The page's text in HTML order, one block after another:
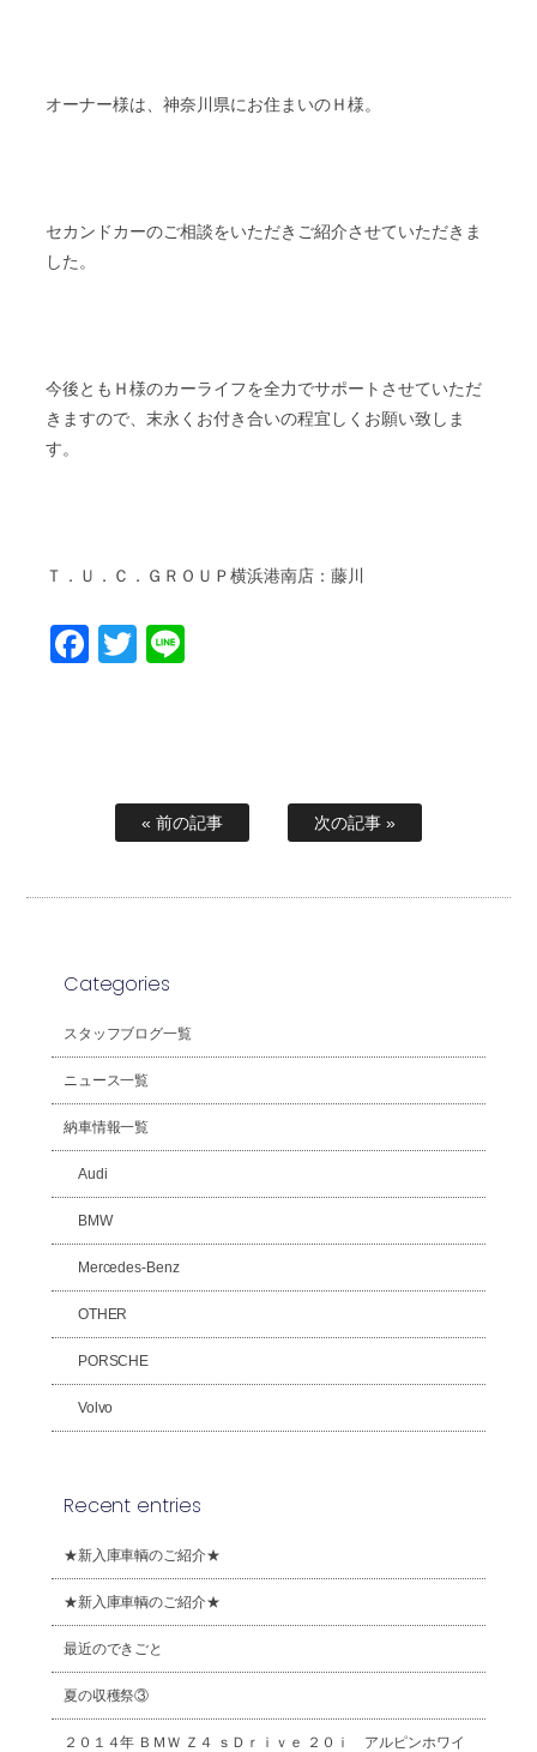
オーナー様は、神奈川県にお住まいのＨ様。
セカンドカーのご相談をいただきご紹介させていただきま
した。
今後ともＨ様のカーライフを全力でサポートさせていただ
きますので、末永くお付き合いの程宜しくお願い致しま
す。
Ｔ．Ｕ．Ｃ．ＧＲＯＵＰ横浜港南店：藤川
Facebook
Twitter
« 前の記事 次の記事 »
Categories
スタッフブログ一覧
ニュース一覧
納車情報一覧
Audi
BMW
Mercedes-Benz
OTHER
PORSCHE
Volvo
Recent entries
★新入庫車輌のご紹介★
★新入庫車輌のご紹介★
最近のできごと
夏の収穫祭③
２０１４年 ＢＭＷ Ｚ４ ｓＤｒｉｖｅ ２０ｉ アルピンホワイ